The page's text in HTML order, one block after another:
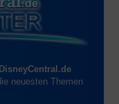
neuesten Themen